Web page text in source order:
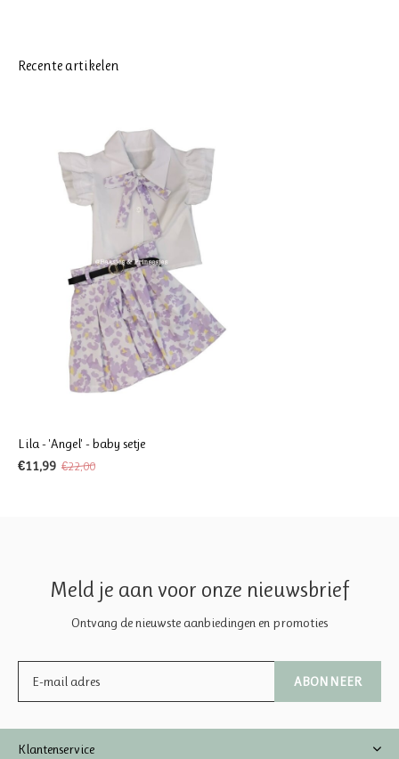
Recente artikelen
Lila - 'Angel' - baby setje
€11,99 €22,00
Meld je aan voor onze nieuwsbrief
Ontvang de nieuwste aanbiedingen en promoties
ABONNEER
Klantenservice